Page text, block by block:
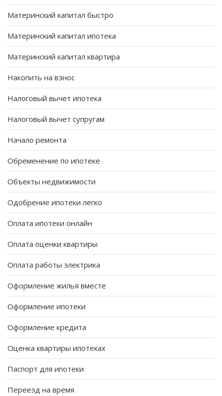
Материнский капитал быстро
Материнский капитал ипотека
Материнский капитал квартира
Накопить на взнос
Налоговый вычет ипотека
Налоговый вычет супругам
Начало ремонта
Обременение по ипотеке
Объекты недвижимости
Одобрение ипотеки легко
Оплата ипотеки онлайн
Оплата оценки квартиры
Оплата работы электрика
Оформление жилья вместе
Оформление ипотеки
Оформление кредита
Оценка квартиры ипотеках
Паспорт для ипотеки
Переезд на время